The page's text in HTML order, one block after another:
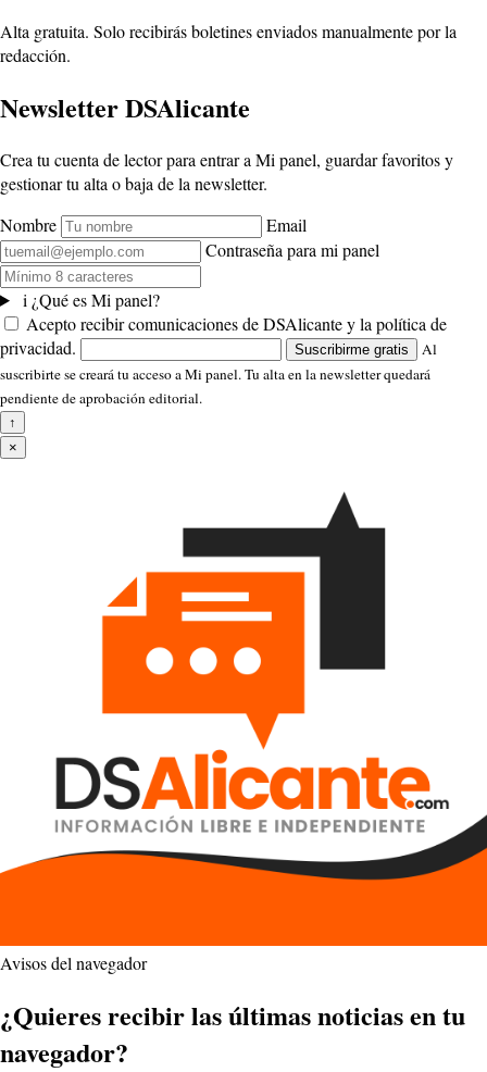
Alta gratuita. Solo recibirás boletines enviados manualmente por la
redacción.
Newsletter DSAlicante
Crea tu cuenta de lector para entrar a Mi panel, guardar favoritos y
gestionar tu alta o baja de la newsletter.
Nombre
Email
Contraseña para mi panel
i ¿Qué es Mi panel?
Acepto recibir comunicaciones de DSAlicante y la política de
privacidad.
Suscribirme gratis
Al
suscribirte se creará tu acceso a Mi panel. Tu alta en la newsletter quedará
pendiente de aprobación editorial.
↑
×
Avisos del navegador
¿Quieres recibir las últimas noticias en tu
navegador?